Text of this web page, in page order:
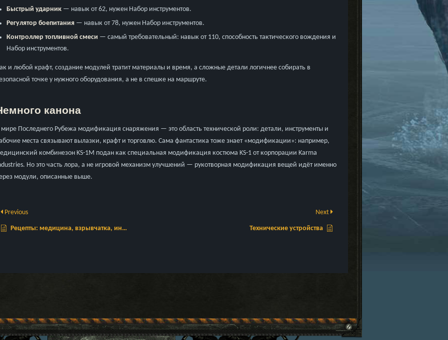
Быстрый ударник— навык от 62, нужен Набор инструментов.
Регулятор боепитания— навык от 78, нужен Набор инструментов.
Контроллер топливной смеси — самый требовательный: навык от 110, способность тактического вождения и
Набор инструментов.
и любой крафт, создание модулей тратит материалы и время, а сложные детали логичнее собирать в
точке у нужного оборудования, а не в спешке на маршруте.
канона
Последнего Рубежа модификация снаряжения — это область технической роли: детали, инструменты и
места связывают вылазки, крафт и торговлю. Сама фантастика тоже знает «модификации»: например,
комбинезон KS-1M подан как специальная модификация костюма KS-1 от корпорации Karma
Но это часть лора, а не игровой механизм улучшений — рукотворная модификация вещей идёт именно
модули, описанные выше.
Previous
Рецепты: медицина, взрывчатка, инструменты
Next
Технические устройства